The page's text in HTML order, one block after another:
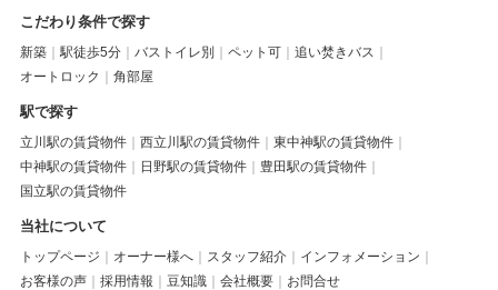
こだわり条件で探す
新築 駅徒歩5分 バストイレ別 ペット可
追い焚きバス
オートロック
角部屋
駅で探す
立川駅の賃貸物件 西立川駅の賃貸物件
東中神駅の賃貸物件
中神駅の賃貸物件
日野駅の賃貸物件
豊田駅の賃貸物件
国立駅の賃貸物件
当社について
トップページ オーナー様へ スタッフ紹介
インフォメーション
お客様の声
採用情報 豆知識 会社概要 お問合せ